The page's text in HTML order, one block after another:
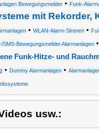
Bewegungsmelder• Funk-
mit Rekorder,
• WLAN-Alarm-Sirenen•
SMS-Bewegungsmelder Alarmanlagen•
Funk-Hitze- und
• Dummy Alarmanlagen •
usw.: